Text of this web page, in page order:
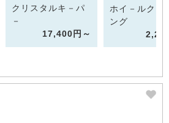
クリスタルキ－パ
－
17,400円～
ホイ－ルクリ
ング